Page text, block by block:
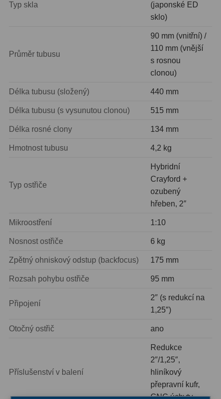
Rovnače a reduktory
Zaostřovací masky
Rotátory34
Primární zrcadla
Adaptéry k okulárovým
Pozorovací dalekohledy50
Kompaktní3
Turistické
ornitologie17
Dárkové1
Typ skla
(japonské ED
sklo)
Průměr tubusu
90 mm (vnitřní) /
110 mm (vnější
s rosnou
clonou)
Délka tubusu (složený) 440 mm
Délka tubusu (s vysunutou clonou) 515 mm
Délka rosné clony 134 mm
Hmotnost tubusu 4,2 kg
Typ ostřiče
Hybridní
Crayford +
ozubený
hřeben, 2″
Mikroostření 1:10
Nosnost ostřiče 6 kg
Zpětný ohniskový odstup (backfocus) 175 mm
Rozsah pohybu ostřiče 95 mm
Připojení
2″ (s redukcí na
1,25″)
Otočný ostřič ano
Příslušenství v balení
Redukce
2″/1,25″,
hliníkový
přepravní kufr,
CNC úchyty